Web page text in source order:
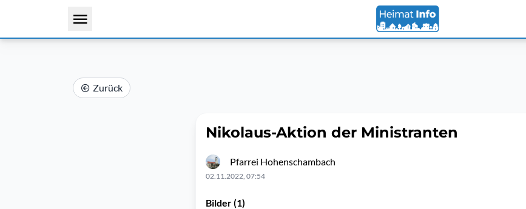
Zurück
Nikolaus-Aktion der Ministranten
Pfarrei Hohenschambach
02.11.2022, 07:54
Bilder (1)